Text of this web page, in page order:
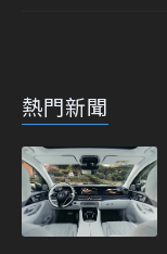
熱門新聞